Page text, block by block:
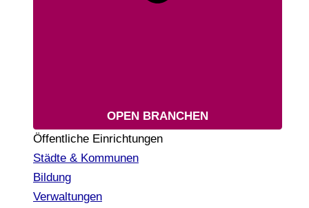
OPEN BRANCHEN
Öffentliche Einrichtungen
Städte & Kommunen
Bildung
Verwaltungen